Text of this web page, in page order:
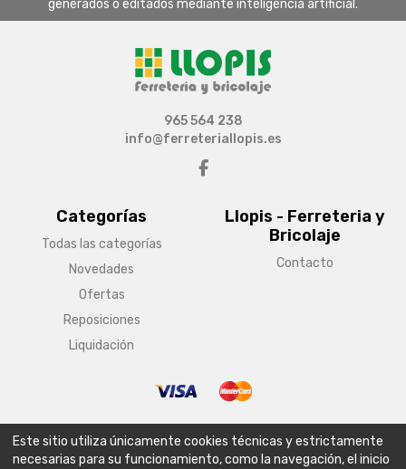
generados o editados mediante inteligencia artificial.
Categorías
Todas las categorías
Novedades
Ofertas
Reposiciones
Liquidación
Llopis - Ferreteria y
Bricolaje
Contacto
965 564 238
info@ferreteriallopis.es
Aviso legal Condiciones generales de venta Política de envío
Este sitio utiliza únicamente cookies técnicas y estrictamente
necesarias para su funcionamiento, como la navegación, el inicio